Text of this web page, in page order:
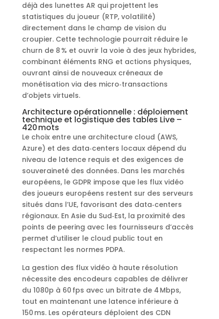
déjà des lunettes AR qui projettent les
statistiques du joueur (RTP, volatilité)
directement dans le champ de vision du
croupier. Cette technologie pourrait réduire le
churn de 8 % et ouvrir la voie à des jeux hybrides,
combinant éléments RNG et actions physiques,
ouvrant ainsi de nouveaux créneaux de
monétisation via des micro‑transactions
d’objets virtuels.
Architecture opérationnelle : déploiement
technique et logistique des tables Live –
420 mots
Le choix entre une architecture cloud (AWS,
Azure) et des data‑centers locaux dépend du
niveau de latence requis et des exigences de
souveraineté des données. Dans les marchés
européens, le GDPR impose que les flux vidéo
des joueurs européens restent sur des serveurs
situés dans l’UE, favorisant des data‑centers
régionaux. En Asie du Sud‑Est, la proximité des
points de peering avec les fournisseurs d’accès
permet d’utiliser le cloud public tout en
respectant les normes PDPA.
La gestion des flux vidéo à haute résolution
nécessite des encodeurs capables de délivrer
du 1080p à 60 fps avec un bitrate de 4 Mbps,
tout en maintenant une latence inférieure à
150 ms. Les opérateurs déploient des CDN